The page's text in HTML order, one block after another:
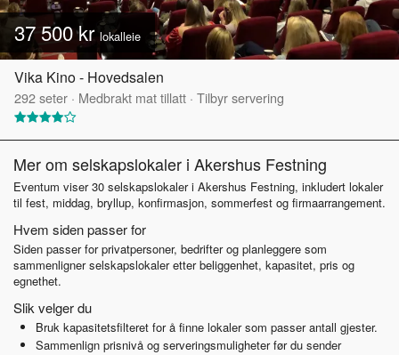
37 500 kr lokalleie
Vika Kino - Hovedsalen
292seter · Medbrakt mat tillatt · Tilbyr servering
Mer om selskapslokaler i Akershus Festning
Eventum viser 30 selskapslokaler i Akershus Festning, inkludert lokaler
til fest, middag, bryllup, konfirmasjon, sommerfest og firmaarrangement.
Hvem siden passer for
Siden passer for privatpersoner, bedrifter og planleggere som
sammenligner selskapslokaler etter beliggenhet, kapasitet, pris og
egnethet.
Slik velger du
Bruk kapasitetsfilteret for å finne lokaler som passer antall gjester.
Sammenlign prisnivå og serveringsmuligheter før du sender